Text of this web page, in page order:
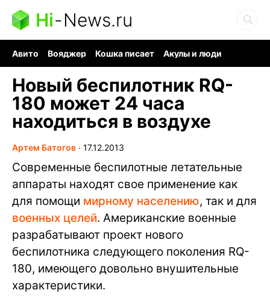
Hi-News.ru
Авито Вояджер Кошка писает
Акулы и люди
Новый беспилотник RQ-
180 может 24 часа
находиться в воздухе
Артем Батогов ∙ 17.12.2013
Современные беспилотные летательные
аппараты находят свое применение как
для помощи мирному населению, так и для
военных целей. Американские военные
разрабатывают проект нового
беспилотника следующего поколения RQ-
180, имеющего довольно внушительные
характеристики.